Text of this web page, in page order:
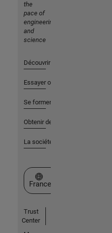
the
pace of
engineering
and
science
Découvrir les produits
Essayer ou acheter
Se former
Obtenir de l'aide
La société
Sélectionner un site web
France
Trust
Center